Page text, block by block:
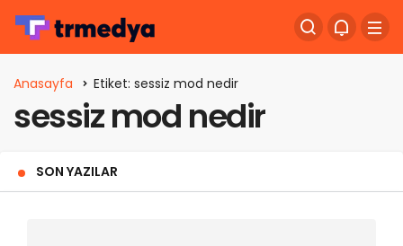
Anasayfa Etiket: sessiz mod nedir
sessiz mod nedir
SON YAZILAR